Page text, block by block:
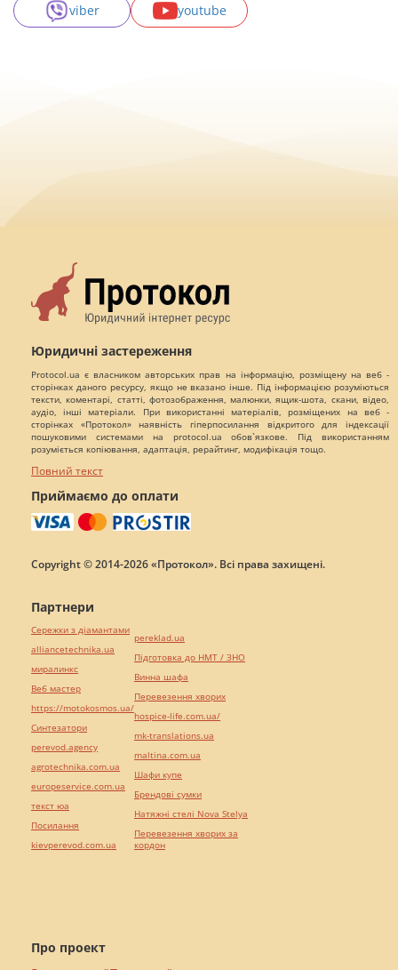
viber
youtube
Юридичні застереження
Protocol.ua є власником авторських прав на інформацію, розміщену на веб -
сторінках даного ресурсу, якщо не вказано інше. Під інформацією розуміються
тексти, коментарі, статті, фотозображення, малюнки, ящик-шота, скани, відео,
аудіо, інші матеріали. При використанні матеріалів, розміщених на веб -
сторінках «Протокол» наявність гіперпосилання відкритого для індексації
пошуковими системами на protocol.ua обов`язкове. Під використанням
розуміється копіювання, адаптація, рерайтинг, модифікація тощо.
Повний текст
Приймаємо до оплати
Copyright © 2014-2026 «Протокол». Всі права захищені.
Про проект
Партнери
Сережки з діамантами
alliancetechnika.ua
миралинкс
Веб мастер
https://motokosmos.ua/
Синтезатори
perevod.agency
agrotechnika.com.ua
europeservice.com.ua
текст юа
Посилання
kievperevod.com.ua
pereklad.ua
Підготовка до НМТ / ЗНО
Винна шафа
Перевезення хворих
hospice-life.com.ua/
mk-translations.ua
maltina.com.ua
Шафи купе
Брендові сумки
Натяжні стелі Nova Stelya
Перевезення хворих за
кордон